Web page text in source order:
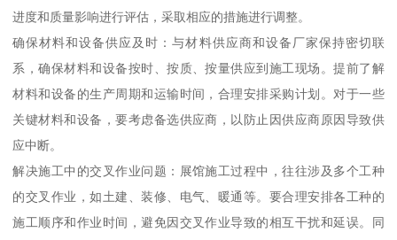
进度和质量影响进行评估，采取相应的措施进行调整。
确保材料和设备供应及时：与材料供应商和设备厂家保持密切联
系，确保材料和设备按时、按质、按量供应到施工现场。提前了解
材料和设备的生产周期和运输时间，合理安排采购计划。对于一些
关键材料和设备，要考虑备选供应商，以防止因供应商原因导致供
应中断。
解决施工中的交叉作业问题：展馆施工过程中，往往涉及多个工种
的交叉作业，如土建、装修、电气、暖通等。要合理安排各工种的
施工顺序和作业时间，避免因交叉作业导致的相互干扰和延误。同